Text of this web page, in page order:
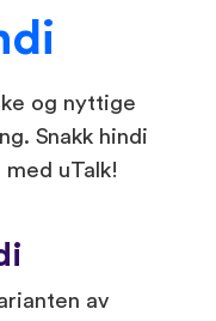
og nyttige
Snakk hindi
uTalk!
av